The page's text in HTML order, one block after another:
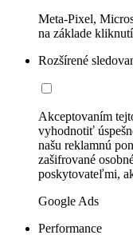
Meta-Pixel,
na základe
Rozšírené
Akceptovaním
vyhodnotiť
našu reklamnú
zašifrované
poskytovateľmi,
Google Ads
Performance